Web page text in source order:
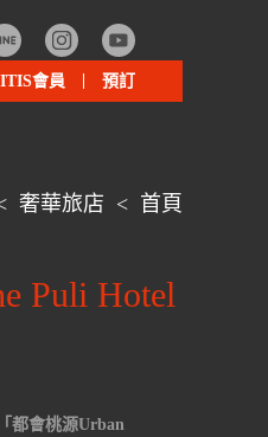
奢華旅店 < 首頁
Puli Hotel
都會桃源Urban
ITIS會員 預訂